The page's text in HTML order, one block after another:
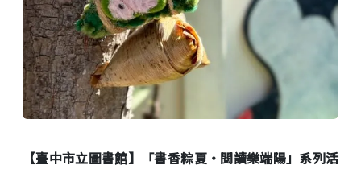
【臺中市立圖書館】「書香粽夏‧閱讀樂端陽」系列活